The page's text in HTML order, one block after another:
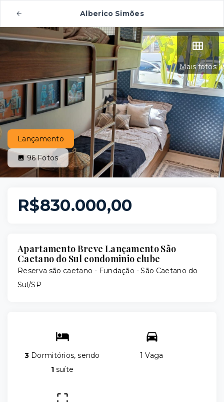
Alberico Simões
Mais fotos
Lançamento
96Fotos
R$830.000,00
Apartamento Breve Lançamento São
Caetano do Sul condominio clube
Reserva são caetano - Fundação - São Caetano do
Sul/SP
3 Dormitórios, sendo
1 suíte
1 Vaga